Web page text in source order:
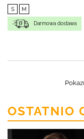
S M
Darmowa dostawa
OSTATNIO